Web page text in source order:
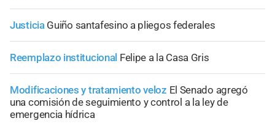
Justicia Guiño santafesino a pliegos federales
Reemplazo institucional Felipe a la Casa Gris
Modificaciones y tratamiento veloz El Senado agregó
una comisión de seguimiento y control a la ley de
emergencia hídrica